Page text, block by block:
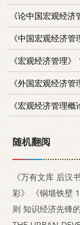
《论中国宏观经济
《中国宏观经济管
《宏观经济管理》
《外国宏观经济管
《宏观经济管理概
随机翻阅
《万有文库 后汉
彩》
《铜墙铁壁
则 知识经济先锋